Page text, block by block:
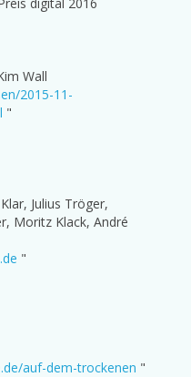
Wall
2015-11-
"
Julius Tröger,
Moritz Klack, André
"
auf-dem-trockenen "